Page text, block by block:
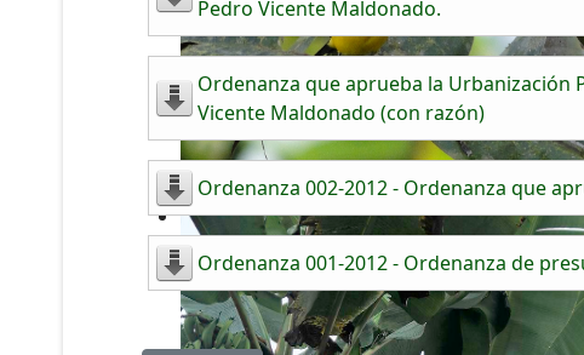
Pedro Vicente Maldonado.
Ordenanza que aprueba la Urbanización
Vicente Maldonado (con razón)
Ordenanza 002-2012 - Ordenanza que
Ordenanza 001-2012 - Ordenanza de